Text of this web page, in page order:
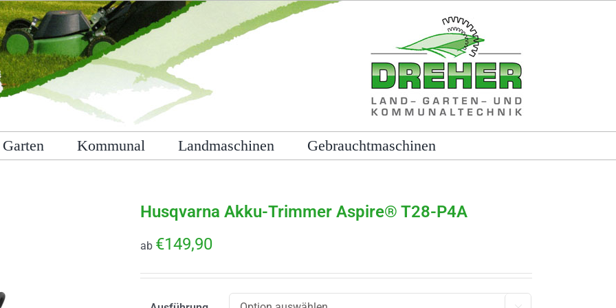
Garten Kommunal Landmaschinen Gebrauchtmaschinen
Husqvarna Akku-Trimmer Aspire® T28-P4A
ab €149,90